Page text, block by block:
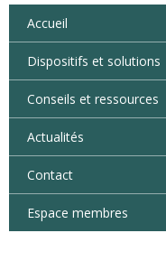
Accueil
Dispositifs et solutions
Conseils et ressources
Actualités
Contact
Espace membres